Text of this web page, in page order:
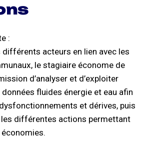
:
différents acteurs en lien avec les
le stagiaire économe de
d’analyser et d’exploiter
données fluides énergie et eau afin
et dérives, puis
les différentes actions permettant